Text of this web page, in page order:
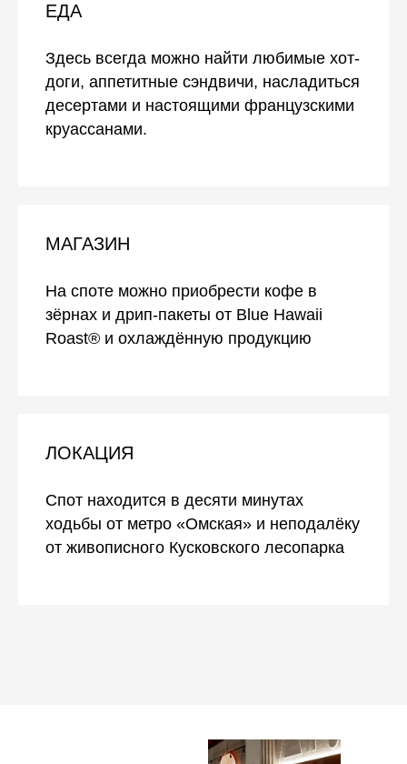
ЕДА
Здесь всегда можно найти любимые хот-
доги, аппетитные сэндвичи, насладиться
десертами и настоящими французскими
круассанами.
МАГАЗИН
На споте можно приобрести кофе в
зёрнах и дрип-пакеты от Blue Hawaii
Roast® и охлаждённую продукцию
ЛОКАЦИЯ
Спот находится в десяти минутах
ходьбы от метро «Омская» и неподалёку
от живописного Кусковского лесопарка